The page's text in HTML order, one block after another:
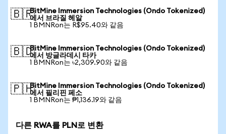
🇧🇷BitMine Immersion Technologies (Ondo Tokenized)
에서 브라질 헤알
1 BMNRon는 R$95.40와 같음
🇧🇩BitMine Immersion Technologies (Ondo Tokenized)
에서 방글라데시 타카
1 BMNRon는 ৳2,309.90와 같음
🇵🇭BitMine Immersion Technologies (Ondo Tokenized)
에서 필리핀 페소
1 BMNRon는 ₱1,136.19와 같음
다른 RWA를 PLN로 변환